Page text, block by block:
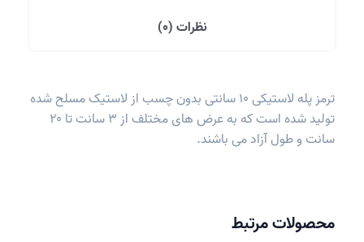
نظرات (0)
ترمز پله لاستیکی 10 سانتی بدون چسب از لاستیک مسلح شده
تولید شده است که به عرض های مختلف از ۳ سانت تا ۲۰
سانت و طول آزاد می باشند.
محصولات مرتبط